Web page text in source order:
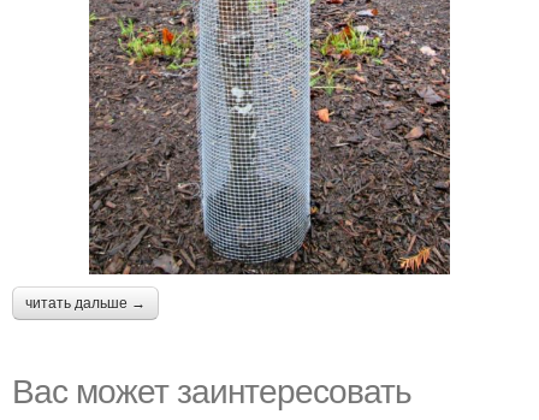
читать дальше →
Вас может заинтересовать